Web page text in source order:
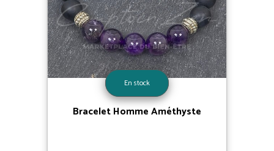
En stock
Bracelet Homme Améthyste